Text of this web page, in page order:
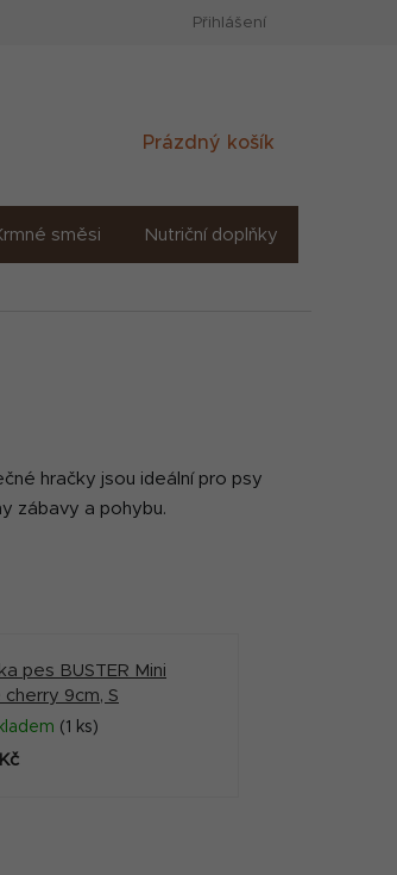
Přihlášení
Nákupní
Prázdný košík
směsi Nutriční doplňky
hračky jsou ideální pro psy
zábavy a pohybu.
pes BUSTER Mini
cherry 9cm, S
(1 ks)